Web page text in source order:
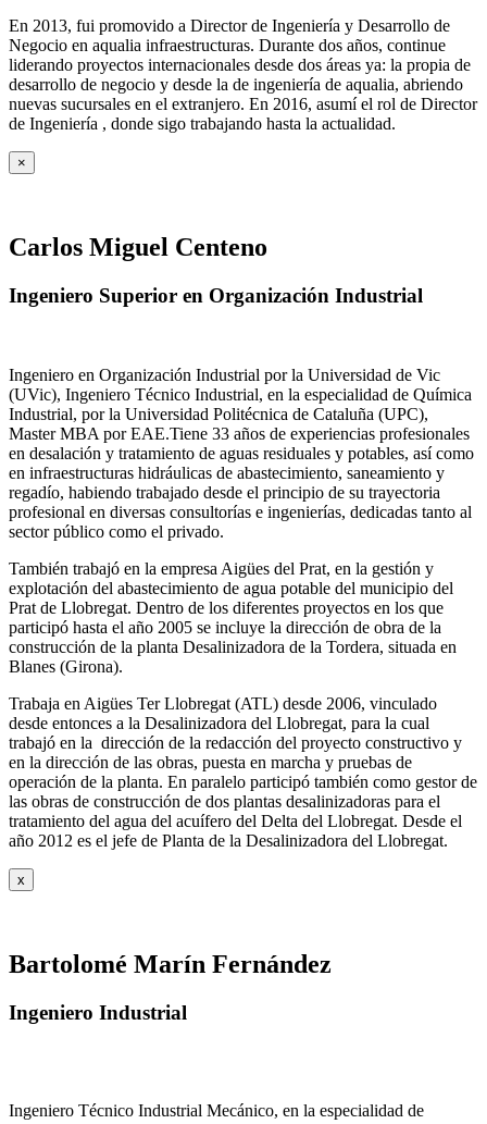
En 2013, fui promovido a Director de Ingeniería y Desarrollo de
Negocio en aqualia infraestructuras. Durante dos años, continue
liderando proyectos internacionales desde dos áreas ya: la propia de
desarrollo de negocio y desde la de ingeniería de aqualia, abriendo
nuevas sucursales en el extranjero. En 2016, asumí el rol de Director
de Ingeniería , donde sigo trabajando hasta la actualidad.
×
Carlos Miguel Centeno
Ingeniero Superior en Organización Industrial
Ingeniero en Organización Industrial por la Universidad de Vic
(UVic), Ingeniero Técnico Industrial, en la especialidad de Química
Industrial, por la Universidad Politécnica de Cataluña (UPC),
Master MBA por EAE.Tiene 33 años de experiencias profesionales
en desalación y tratamiento de aguas residuales y potables, así como
en infraestructuras hidráulicas de abastecimiento, saneamiento y
regadío, habiendo trabajado desde el principio de su trayectoria
profesional en diversas consultorías e ingenierías, dedicadas tanto al
sector público como el privado.
También trabajó en la empresa Aigües del Prat, en la gestión y
explotación del abastecimiento de agua potable del municipio del
Prat de Llobregat. Dentro de los diferentes proyectos en los que
participó hasta el año 2005 se incluye la dirección de obra de la
construcción de la planta Desalinizadora de la Tordera, situada en
Blanes (Girona).
Trabaja en Aigües Ter Llobregat (ATL) desde 2006, vinculado
desde entonces a la Desalinizadora del Llobregat, para la cual
trabajó en la dirección de la redacción del proyecto constructivo y
en la dirección de las obras, puesta en marcha y pruebas de
operación de la planta. En paralelo participó también como gestor de
las obras de construcción de dos plantas desalinizadoras para el
tratamiento del agua del acuífero del Delta del Llobregat. Desde el
año 2012 es el jefe de Planta de la Desalinizadora del Llobregat.
x
Bartolomé Marín Fernández
Ingeniero Industrial
Ingeniero Técnico Industrial Mecánico, en la especialidad de